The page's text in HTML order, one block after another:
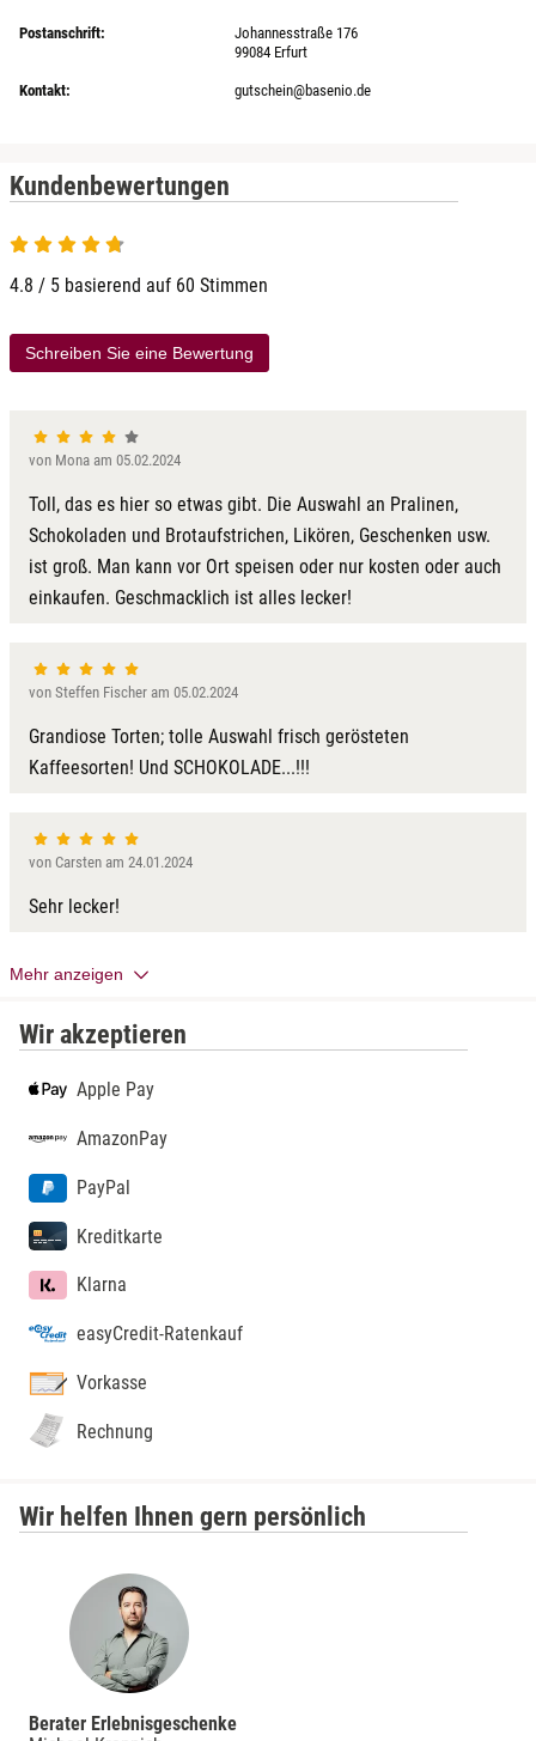
Postanschrift:
Johannesstraße 176
99084 Erfurt
Kontakt: gutschein@basenio.de
Kundenbewertungen
4.8 / 5 basierend auf 60 Stimmen
Schreiben Sie eine Bewertung
von Mona am 05.02.2024
Toll, das es hier so etwas gibt. Die Auswahl an Pralinen,
Schokoladen und Brotaufstrichen, Likören, Geschenken usw.
ist groß. Man kann vor Ort speisen oder nur kosten oder auch
einkaufen. Geschmacklich ist alles lecker!
von Steffen Fischer am 05.02.2024
Grandiose Torten; tolle Auswahl frisch gerösteten
Kaffeesorten! Und SCHOKOLADE...!!!
von Carsten am 24.01.2024
Sehr lecker!
Mehr anzeigen
Wir akzeptieren
Apple Pay
AmazonPay
PayPal
Kreditkarte
Klarna
easyCredit-Ratenkauf
Vorkasse
Rechnung
Wir helfen Ihnen gern persönlich
Berater Erlebnisgeschenke